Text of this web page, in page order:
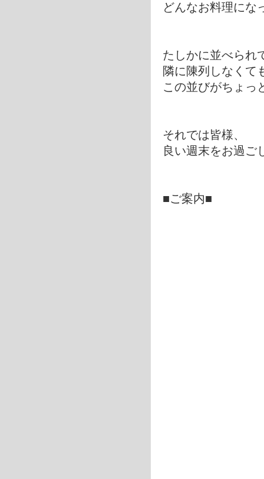
どんなお料理にな
たしかに並べられ
隣に陳列しなくて
この並びがちょっ
それでは皆様、
良い週末をお過ご
■ご案内■